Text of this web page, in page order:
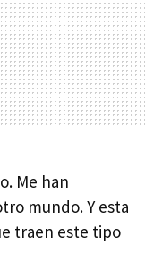
Me han
mundo. Y esta
traen este tipo